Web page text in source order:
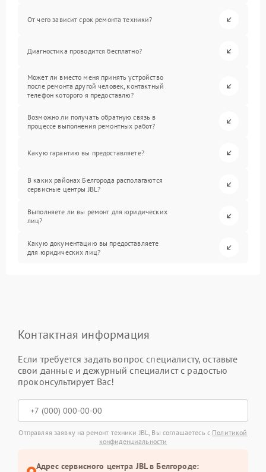
От чего зависит срок ремонта техники?
Диагностика проводится бесплатно?
Может ли вместо меня принять устройство
после ремонта другой человек, контактный
телефон которого я предоставлю?
Возможно ли получать обратную связь в
процессе выполнения ремонтных работ?
Какую гарантию вы предоставляете?
В каких районах Белгорода располагаются
сервисные центры JBL?
Выполняете ли вы ремонт для юридических
лиц?
Какую документацию вы предоставляете
для юридических лиц?
Контактная информация
Если требуется задать вопрос специалисту, оставьте
свои данные и дежурный специалист с радостью
проконсультирует Вас!
Отправляя заявку на ремонт техники JBL, Вы соглашаетесь с Политикой
конфиденциальности
Адрес сервисного центра JBL в Белгороде: